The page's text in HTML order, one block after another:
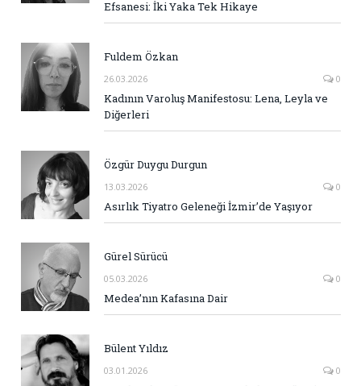
Efsanesi: İki Yaka Tek Hikaye
Fuldem Özkan
26.03.2026 0
Kadının Varoluş Manifestosu: Lena, Leyla ve
Diğerleri
Özgür Duygu Durgun
13.03.2026 0
Asırlık Tiyatro Geleneği İzmir’de Yaşıyor
Gürel Sürücü
05.03.2026 0
Medea’nın Kafasına Dair
Bülent Yıldız
03.01.2026 0